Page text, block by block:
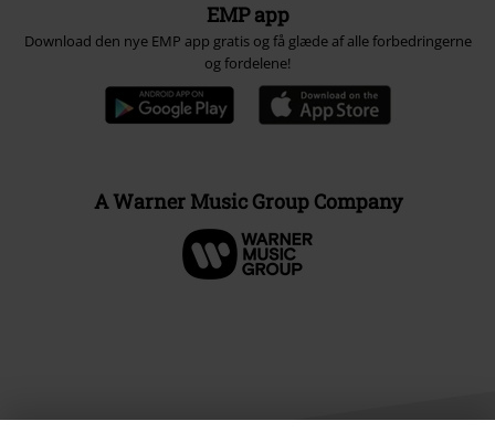
EMP app
Download den nye EMP app gratis og få glæde af alle forbedringerne
og fordelene!
A Warner Music Group Company